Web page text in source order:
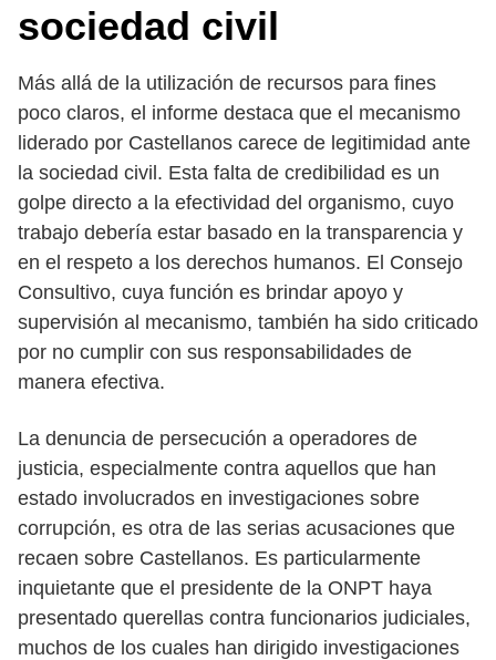
sociedad civil
Más allá de la utilización de recursos para fines
poco claros, el informe destaca que el mecanismo
liderado por Castellanos carece de legitimidad ante
la sociedad civil. Esta falta de credibilidad es un
golpe directo a la efectividad del organismo, cuyo
trabajo debería estar basado en la transparencia y
en el respeto a los derechos humanos. El Consejo
Consultivo, cuya función es brindar apoyo y
supervisión al mecanismo, también ha sido criticado
por no cumplir con sus responsabilidades de
manera efectiva.
La denuncia de persecución a operadores de
justicia, especialmente contra aquellos que han
estado involucrados en investigaciones sobre
corrupción, es otra de las serias acusaciones que
recaen sobre Castellanos. Es particularmente
inquietante que el presidente de la ONPT haya
presentado querellas contra funcionarios judiciales,
muchos de los cuales han dirigido investigaciones